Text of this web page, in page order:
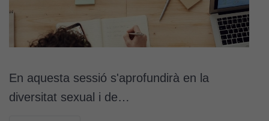
En aquesta sessió s'aprofundirà en la
diversitat sexual i de…